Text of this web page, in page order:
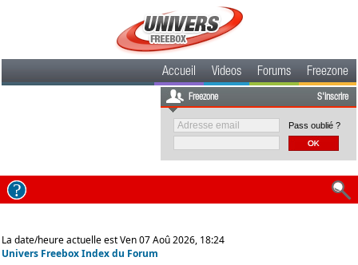
Accueil Videos Forums Freezone
Freezone S'inscrire
Pass oublié ?
La date/heure actuelle est Ven 07 Aoû 2026, 18:24
Univers Freebox Index du Forum